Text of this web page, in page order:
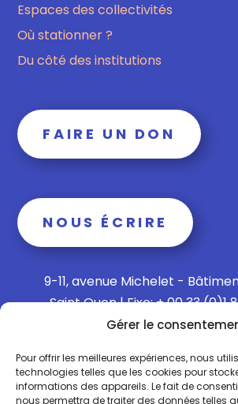
Gérer le
Pour offrir les meilleures expériences, nous
technologies telles que les cookies pour
informations des appareils. Le fait de
nous permettra de traiter des données telles
Espaces des collectivités
Où stationner ?
Du côté des institutions
FAIRE UN DON
NOUS ÉCRIRE
9-11, avenue Michelet -
Saint Ouen | Fixe: + 00 33 (0)1
Mobile: + 00 33 (0)6 15 73
Politique de